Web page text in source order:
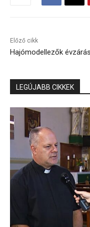
Előző cikk
Hajómodellezők
LEGÚJABB CIKKEK